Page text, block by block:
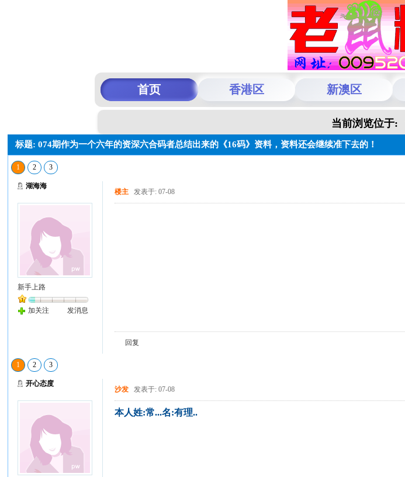
首页 香港区 新澳区
当前浏览位于:
标题: 074期作为一个六年的资深六合码者总结出来的《16码》资料，资料还会继续准下去的！
1 2 3
湖海海
新手上路
加关注 发消息
楼主 发表于: 07-08
回复
1 2 3
开心态度
沙发 发表于: 07-08
本人姓:常...名:有理..